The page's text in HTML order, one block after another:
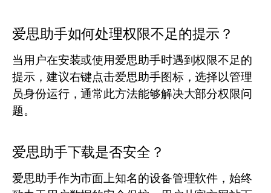
爱思助手如何处理权限不足的提示？
当用户在安装或使用爱思助手时遇到权限不足的
提示，建议右键点击爱思助手图标，选择以管理
员身份运行，通常此方法能够解决大部分权限问
题。
爱思助手下载是否安全？
爱思助手作为市面上知名的设备管理软件，始终